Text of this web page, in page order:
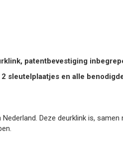
patentbevestiging
sleutelplaatjes en alle
Deze deurklink is,